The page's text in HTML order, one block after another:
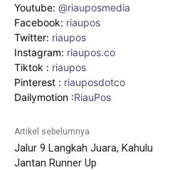
Youtube: @riauposmedia
Facebook: riaupos
Twitter: riaupos
Instagram: riaupos.co
Tiktok : riaupos
Pinterest : riauposdotco
Dailymotion :RiauPos
Artikel sebelumnya
Jalur 9 Langkah Juara, Kahulu
Jantan Runner Up